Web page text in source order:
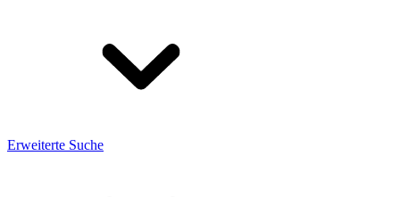
Erweiterte Suche